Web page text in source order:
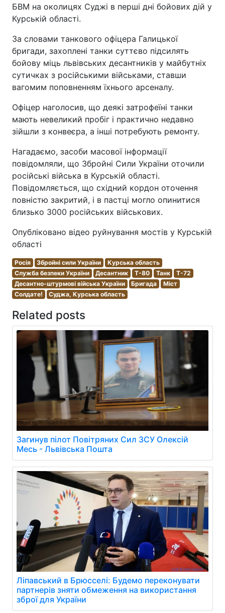
БВМ на околицях Суджі в перші дні бойових дій у
Курській області.
За словами танкового офіцера Галицької
бригади, захоплені танки суттєво підсилять
бойову міць львівських десантників у майбутніх
сутичках з російськими військами, ставши
вагомим поповненням їхнього арсеналу.
Офіцер наголосив, що деякі затрофеїні танки
мають невеликий пробіг і практично недавно
зійшли з конвеєра, а інші потребують ремонту.
Нагадаємо, засоби масової інформації
повідомляли, що Збройні Сили України оточили
російські війська в Курській області.
Повідомляється, що східний кордон оточення
повністю закритий, і в пастці могло опинитися
близько 3000 російських військових.
Опубліковано відео руйнування мостів у Курській
області
Росія Збройні сили України
Курська область
Служба безпеки України
Десантник T-80 Танк
T-72
Десантно-штурмові війська України
Бригада
Міст
Солдате!
Суджа, Курська область
Related posts
Загинув пілот Повітряних Сил ЗСУ Олексій
Месь - Львівська Пошта
Ліпавський в Брюсселі: Будемо переконувати
партнерів зняти обмеження на використання
зброї для України